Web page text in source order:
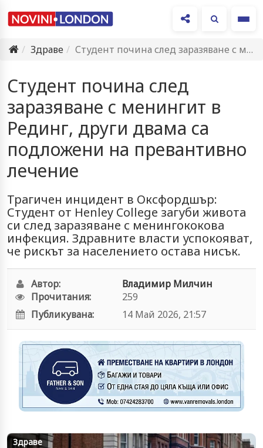
Здраве
Студент почина след заразяване с менингит в Рединг, други двама…
Студент почина след
заразяване с менингит в
Рединг, други двама са
подложени на превантивно
лечение
Трагичен инцидент в Оксфордшър:
Студент от Henley College загуби живота
си след заразяване с менингококова
инфекция. Здравните власти успокояват,
че рискът за населението остава нисък.
Автор:
Владимир Милчин
Прочитания:
259
Публикувана:
14 Май 2026, 21:57
Здраве